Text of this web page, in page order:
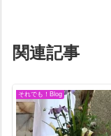
関連記事
それでも！Blog